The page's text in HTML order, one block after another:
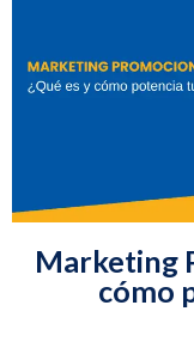
Marketing
cómo